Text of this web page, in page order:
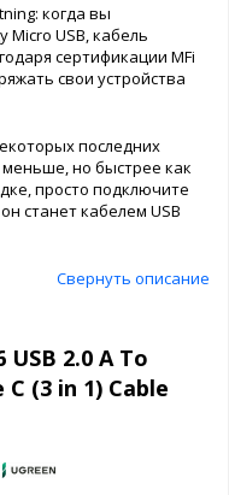
когда вы
USB, кабель
сертификации MFi
свои устройства
последних
но быстрее как
просто подключите
станет кабелем USB
Свернуть описание
2.0 A To
(3 in 1) Cable